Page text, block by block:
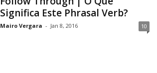
Significa Este Phrasal Verb?
Mairo Vergara - Jan 8, 2016 10